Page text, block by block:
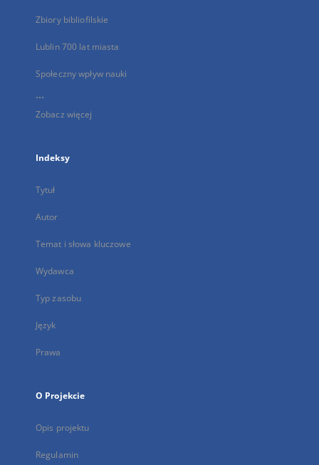
Zbiory bibliofilskie
Lublin 700 lat miasta
Społeczny wpływ nauki
...
Zobacz więcej
Indeksy
Tytuł
Autor
Temat i słowa kluczowe
Wydawca
Typ zasobu
Język
Prawa
O Projekcie
Opis projektu
Regulamin